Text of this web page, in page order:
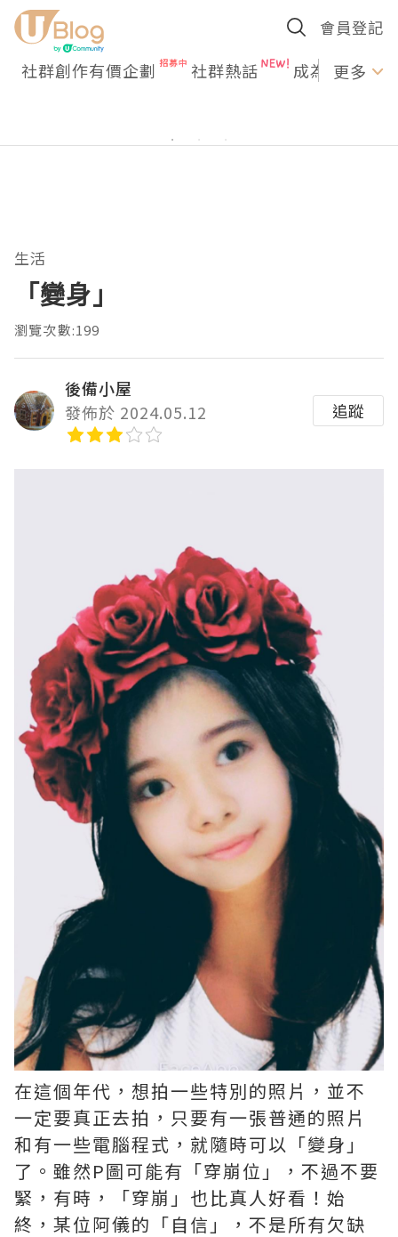
會員登記
社群創作有價企劃 社群熱話 成為U更多
生活
「變身」
瀏覽次數:199
後備小屋
發佈於 2024.05.12
追蹤
在這個年代，想拍一些特別的照片，並不
一定要真正去拍，只要有一張普通的照片
和有一些電腦程式，就隨時可以「變身」
了。雖然P圖可能有「穿崩位」，不過不要
緊，有時，「穿崩」也比真人好看！始
終，某位阿儀的「自信」，不是所有欠缺